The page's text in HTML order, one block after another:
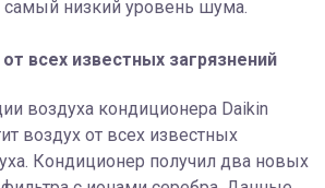
самый низкий уровень шума.
всех известных загрязнений
воздуха кондиционера Daikin
воздух от всех известных
Кондиционер получил два новых